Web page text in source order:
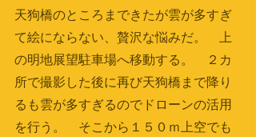
天狗橋のところまできたが雲が多すぎ
て絵にならない、贅沢な悩みだ。　上
の明地展望駐車場へ移動する。　２カ
所で撮影した後に再び天狗橋まで降り
るも雲が多すぎるのでドローンの活用
を行う。　そこから１５０ｍ上空でも